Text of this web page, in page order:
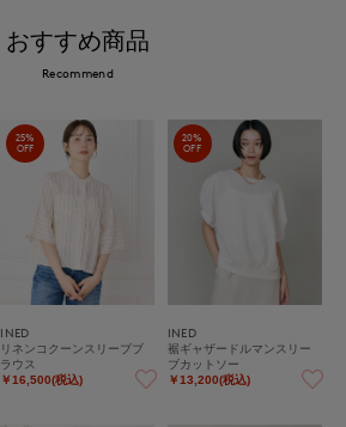
おすすめ商品
Recommend
25%
OFF
INED
リネンコクーンスリーブブ
ラウス
￥16,500(税込)
20%
OFF
INED
裾ギャザードルマンスリー
ブカットソー
￥13,200(税込)